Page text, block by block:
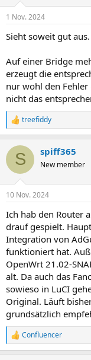
Was sonst noch
WLAN:
Ich
Einige
iPhone
WLAN
ch
conf-
LAN:
Ressourcen:
CPU ist
vom
OS:
vanilla
https://
Was nervt:
OpenWRT hat
wollte es ja so
VLAN
Fazit:
Die Router können
durch Fritzboxen
1 Nov. 2024
Sieht soweit gut aus.
Auf einer Bridge
erzeugt die
nur wohl den
nicht das
R
e
k
i
e
:
treefiddy
S spiff365
New member
10 Nov. 2024
Ich hab den Router
drauf gespielt.
Integration von
funktioniert hat.
OpenWrt 21.02-
alt. Da auch das
sowieso in LuCI
Original. Läuft
grundsätzlich
R
e
Confluencer